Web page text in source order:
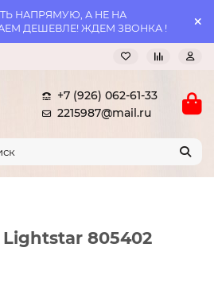
НАПРЯМУЮ, А НЕ НА
ДЕШЕВЛЕ! ЖДЕМ ЗВОНКА !
+7 (926) 062-61-33
2215987@mail.ru
805402